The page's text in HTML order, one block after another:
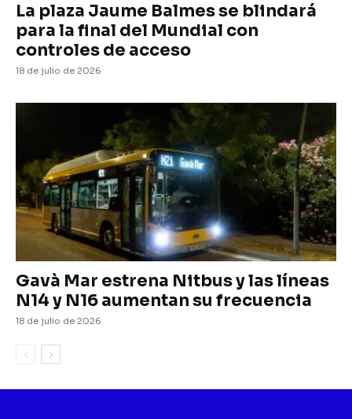
La plaza Jaume Balmes se blindará
para la final del Mundial con
controles de acceso
18 de julio de 2026
Gavà Mar estrena Nitbus y las líneas
N14 y N16 aumentan su frecuencia
18 de julio de 2026